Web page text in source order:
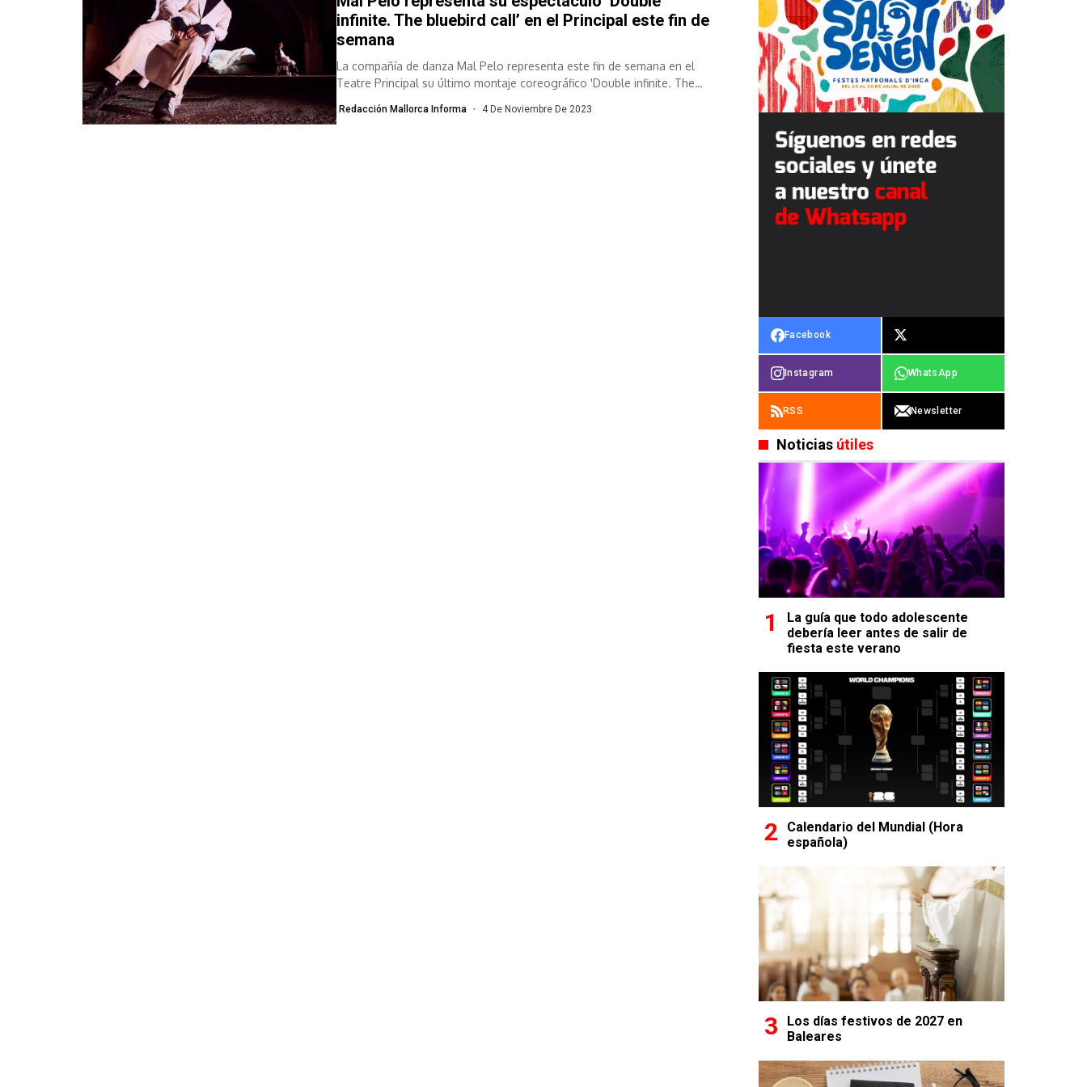
infinite. The bluebird call’ en el Principal este fin de
semana
La compañía de danza Mal Pelo representa este fin de semana en el
Teatre Principal su último montaje coreográfico 'Double infinite. The
Redacción Mallorca Informa 4 De Noviembre De 2023
Facebook
Instagram WhatsApp
RSS Newsletter
Noticias útiles
La guía que todo adolescente
debería leer antes de salir de
fiesta este verano
Calendario del Mundial (Hora
española)
Los días festivos de 2027 en
Baleares